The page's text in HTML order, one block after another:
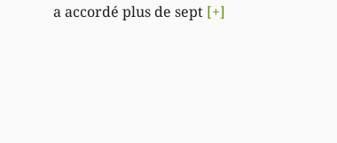
a accordé plus de sept [+]